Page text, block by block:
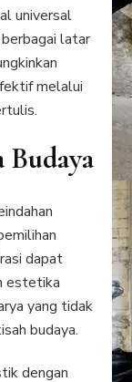
universal
latar
melalui
Budaya
dapat
estetika
yang tidak
budaya.
dengan